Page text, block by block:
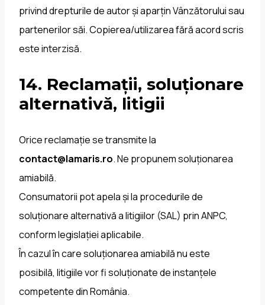
privind drepturile de autor și aparțin Vânzătorului sau
partenerilor săi. Copierea/utilizarea fără acord scris
este interzisă.
14. Reclamații, soluționare
alternativă, litigii
Orice reclamație se transmite la
contact@lamaris.ro. Ne propunem soluționarea
amiabilă.
Consumatorii pot apela și la procedurile de
soluționare alternativă a litigiilor (SAL) prin ANPC,
conform legislației aplicabile.
În cazul în care soluționarea amiabilă nu este
posibilă, litigiile vor fi soluționate de instanțele
competente din România.